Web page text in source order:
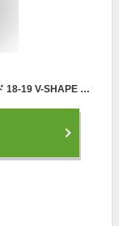
スキー 4点セット メンズ レディース HEAD ヘッド 18-19 V-SHAPE V1 130cm 金具付き ストック付き グローブ付き ミッドスキー ショートスキー 初心者におすすめ 大人用 スキー福袋 【RCP】【メール便不可・宅配便配送】